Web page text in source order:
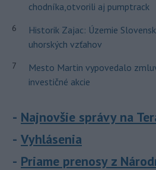
chodníka,otvorili aj pumptrack
6
Historik Zajac: Územie
uhorských vzťahov
7
Mesto Martin vypovedalo
investičné akcie
Najnovšie správy na
Vyhlásenia
Priame prenosy z